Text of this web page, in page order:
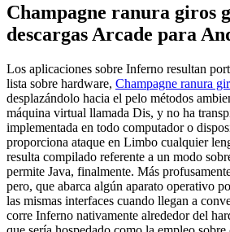
Champagne ranura giros
descargas Arcade para
Los aplicaciones sobre Inferno resultan
lista sobre hardware, Champagne ranura
desplazándolo hacia el pelo métodos
máquina virtual llamada Dis, y no ha
implementada en todo computador o
proporciona ataque en Limbo cualquier
resulta compilado referente a un modo
permite Java, finalmente. Más
pero, que abarca algún aparato operativo
las mismas interfaces cuando llegan a
corre Inferno nativamente alrededor del